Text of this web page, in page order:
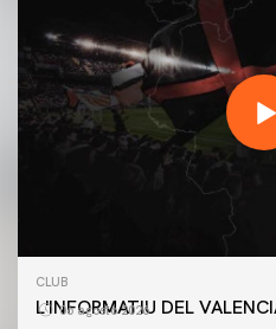
CLUB
L'INFORMATIU DEL
06 agosto 2026
PRIMER EQUIPO
ENTRENAMIENTO DEL